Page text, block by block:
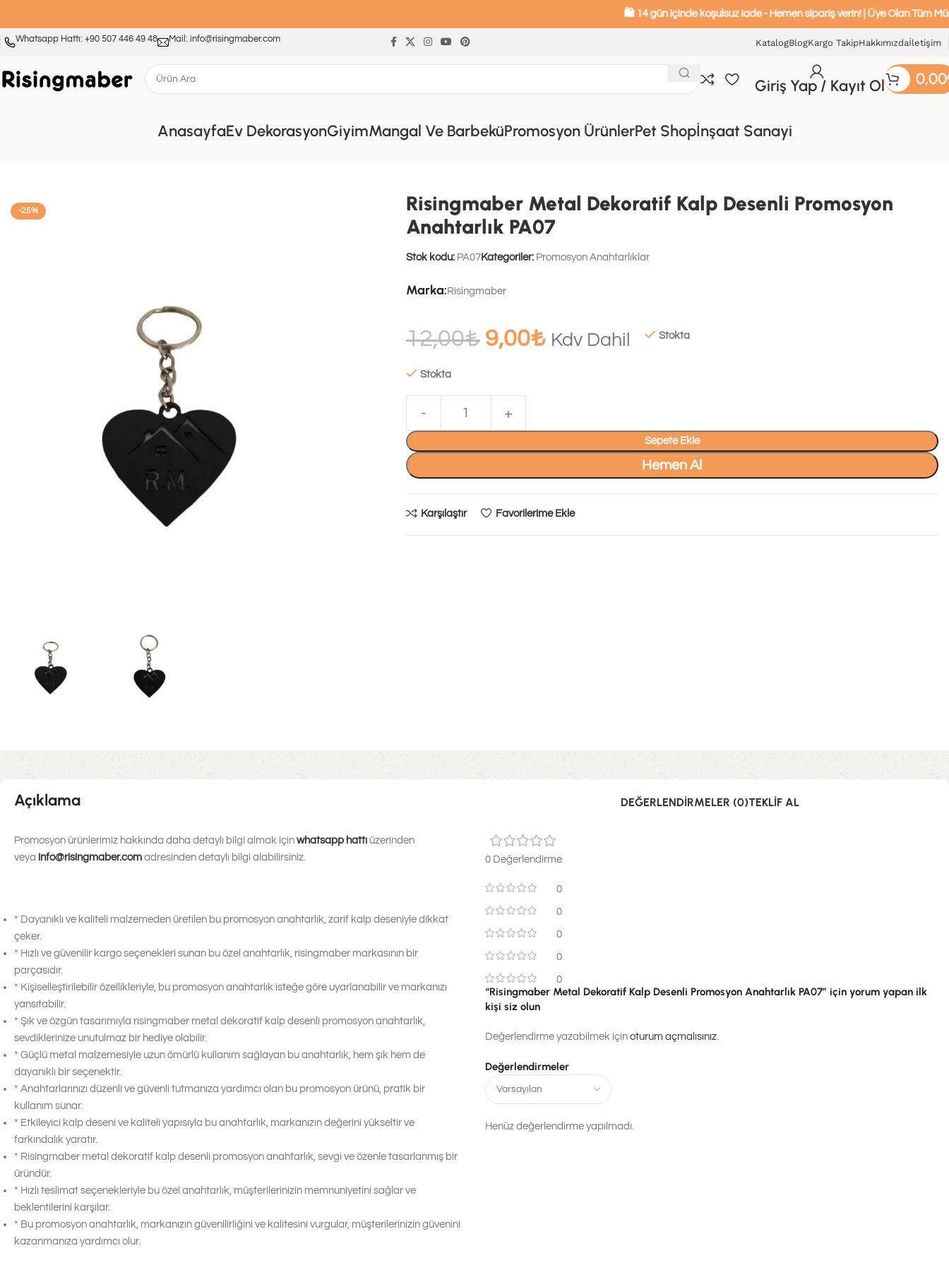
🛍️ 14 gün içinde koşulsuz iade - Hemen sipariş verin! | Üye Olan Tüm
Whatsapp Hattı: +90 507 446 49 48 Mail: info@risingmaber.com KatalogBlogKargo TakipHakkımızdaİletişim
Giriş Yap / Kayıt Ol 0,00
AnasayfaEv DekorasyonGiyimMangal Ve BarbeküPromosyon ÜrünlerPet Shopİnşaat Sanayi
-25%
Risingmaber Metal Dekoratif Kalp Desenli Promosyon
Anahtarlık PA07
Stok kodu: PA07Kategoriler: Promosyon Anahtarlıklar
Marka: Risingmaber
12,00₺ 9,00₺ Kdv Dahil Stokta
Stokta
Sepete Ekle
Hemen Al
Karşılaştır Favorilerime Ekle
Açıklama
Promosyon ürünlerimiz hakkında daha detaylı bilgi almak için whatsapp hattı üzerinden
veya info@risingmaber.com adresinden detaylı bilgi alabilirsiniz.
* Dayanıklı ve kaliteli malzemeden üretilen bu promosyon anahtarlık, zarif kalp deseniyle dikkat
çeker.
* Hızlı ve güvenilir kargo seçenekleri sunan bu özel anahtarlık, risingmaber markasının bir
parçasıdır.
* Kişiselleştirilebilir özellikleriyle, bu promosyon anahtarlık isteğe göre uyarlanabilir ve markanızı
yansıtabilir.
* Şık ve özgün tasarımıyla risingmaber metal dekoratif kalp desenli promosyon anahtarlık,
sevdiklerinize unutulmaz bir hediye olabilir.
* Güçlü metal malzemesiyle uzun ömürlü kullanım sağlayan bu anahtarlık, hem şık hem de
dayanıklı bir seçenektir.
* Anahtarlarınızı düzenli ve güvenli tutmanıza yardımcı olan bu promosyon ürünü, pratik bir
kullanım sunar.
* Etkileyici kalp deseni ve kaliteli yapısıyla bu anahtarlık, markanızın değerini yükseltir ve
farkındalık yaratır.
* Risingmaber metal dekoratif kalp desenli promosyon anahtarlık, sevgi ve özenle tasarlanmış bir
üründür.
* Hızlı teslimat seçenekleriyle bu özel anahtarlık, müşterilerinizin memnuniyetini sağlar ve
beklentilerini karşılar.
* Bu promosyon anahtarlık, markanızın güvenilirliğini ve kalitesini vurgular, müşterilerinizin güvenini
kazanmanıza yardımcı olur.
DEĞERLENDIRMELER (0)TEKLIF AL
0 Değerlendirme
0
0
0
0
0
Değerlendirmeler
Henüz değerlendirme yapılmadı.
“Risingmaber Metal Dekoratif Kalp Desenli Promosyon Anahtarlık PA07” için yorum yapan ilk
kişi siz olun
Değerlendirme yazabilmek için oturum açmalısınız.